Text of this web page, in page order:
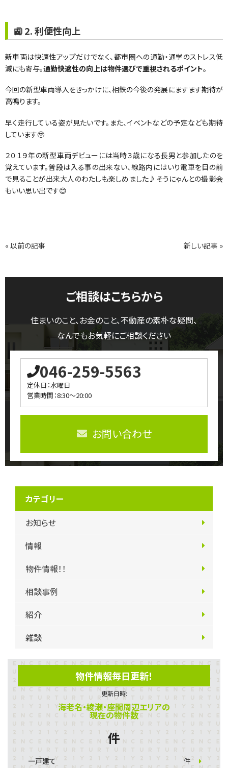
🚉 2. 利便性向上
新車両は快適性アップだけでなく、都市圏への通勤・通学のストレス低
減にも寄与。通勤快適性の向上は物件選びで重視されるポイント。
今回の新型車両導入をきっかけに、相鉄の今後の発展にますます期待が
高鳴ります。
早く走行している姿が見たいです。また、イベントなどの予定なども期待
しています🥹
２０１９年の新型車両デビューには当時３歳になる長男と参加したのを
覚えています。普段は入る事の出来ない、線路内にはいり電車を目の前
で見ることが出来大人のわたしも楽しめました♪そうにゃんとの撮影会
もいい思い出です😊
« 以前の記事 新しい記事 »
ご相談はこちらから
住まいのこと、お金のこと、不動産の素朴な疑問、
なんでもお気軽にご相談ください
046-259-5563
定休日：水曜日
営業時間：8:30～20:00
お問い合わせ
カテゴリー
お知らせ
情報
物件情報！！
相談事例
紹介
雑談
物件情報毎日更新！
更新日時:
海老名・綾瀬・座間周辺エリアの
現在の物件数
件
一戸建て 件